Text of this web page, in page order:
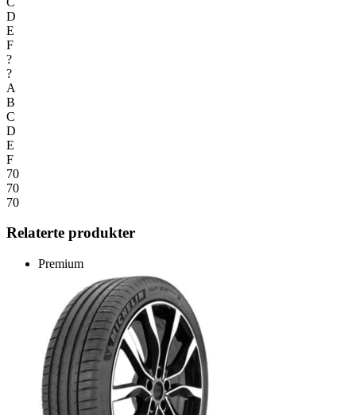
D
E
F
?
?
A
B
C
D
E
F
70
70
70
Relaterte produkter
Premium